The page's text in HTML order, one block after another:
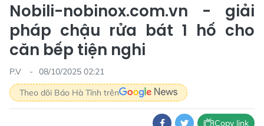
Nobili-nobinox.com.vn - giải
pháp chậu rửa bát 1 hố cho
căn bếp tiện nghi
P.V
08/10/2025 02:21
Theo dõi Báo Hà Tĩnh trên
Copy link